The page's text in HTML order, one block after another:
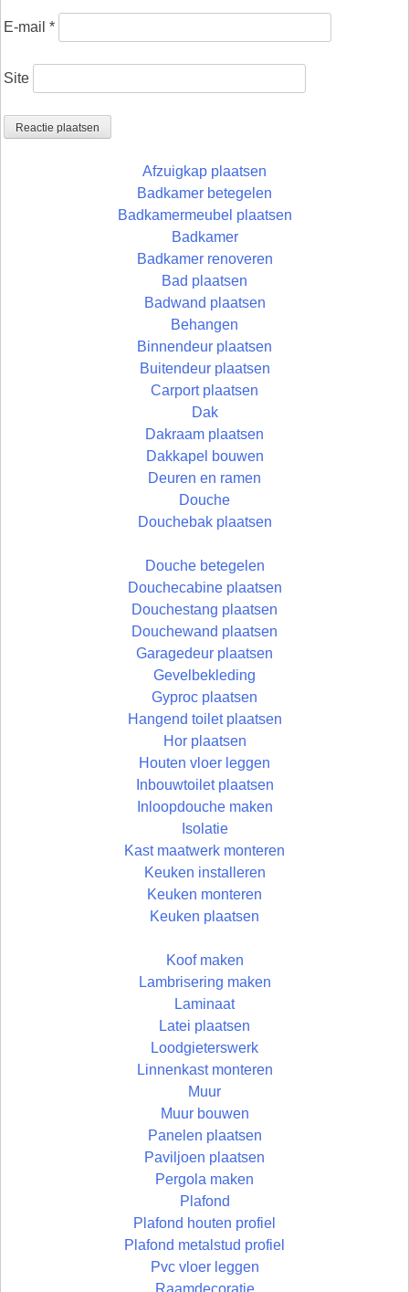
E-mail *
Site
Afzuigkap plaatsen
Badkamer betegelen
Badkamermeubel plaatsen
Badkamer
Badkamer renoveren
Bad plaatsen
Badwand plaatsen
Behangen
Binnendeur plaatsen
Buitendeur plaatsen
Carport plaatsen
Dak
Dakraam plaatsen
Dakkapel bouwen
Deuren en ramen
Douche
Douchebak plaatsen
Douche betegelen
Douchecabine plaatsen
Douchestang plaatsen
Douchewand plaatsen
Garagedeur plaatsen
Gevelbekleding
Gyproc plaatsen
Hangend toilet plaatsen
Hor plaatsen
Houten vloer leggen
Inbouwtoilet plaatsen
Inloopdouche maken
Isolatie
Kast maatwerk monteren
Keuken installeren
Keuken monteren
Keuken plaatsen
Koof maken
Lambrisering maken
Laminaat
Latei plaatsen
Loodgieterswerk
Linnenkast monteren
Muur
Muur bouwen
Panelen plaatsen
Paviljoen plaatsen
Pergola maken
Plafond
Plafond houten profiel
Plafond metalstud profiel
Pvc vloer leggen
Raamdecoratie